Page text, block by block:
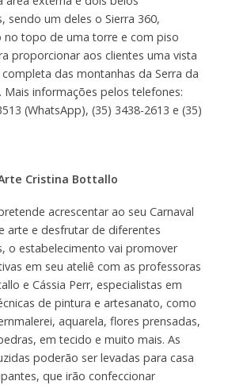
sendo um deles o Sierra 360,
no topo de uma torre e com piso
proporcionar aos clientes uma vista
das montanhas da Serra da
Mais informações pelos telefones:
(WhatsApp), (35) 3438-2613 e (35)
Cristina Bottallo
acrescentar ao seu Carnaval
arte e desfrutar de diferentes
o estabelecimento vai promover
em seu ateliê com as professoras
e Cássia Perr, especialistas em
de pintura e artesanato, como
aquarela, flores prensadas,
em tecido e muito mais. As
poderão ser levadas para casa
que irão confeccionar